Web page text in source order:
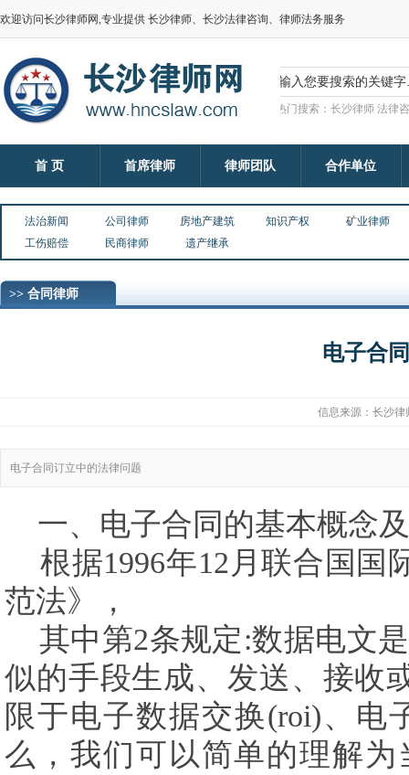
欢迎访问长沙律师网,专业提供 长沙律师、长沙法律咨询、律师法务服务
热门搜索：长沙律师 法律
首 页 首席律师 律师团队 合作单位
法治新闻 公司律师 房地产建筑 知识产权
矿业律师
工伤赔偿
民商律师 遗产继承
>> 合同律师
电子合
信息来源： 长沙律
电子合同订立中的法律问题
一、电子合同的基本概念
根据1996年12 月联合国国
范法》，
其中第2条规定:数据电文
似的手段生成、发送、接收
限于电子数据交换(roi)、电
么，我们可以简单的理解